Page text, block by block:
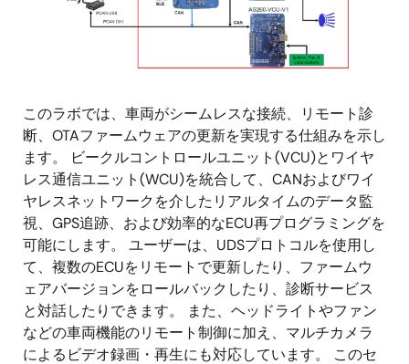
このラボでは、車両がシームレスな接続、リモート診
断、OTAファームウェアの更新を実現する仕組みを示し
ます。 ビークルコントロールユニット(VCU)とワイヤ
レス通信ユニット(WCU)を統合して、CANおよびワイ
ヤレスネットワークを介したリアルタイムのデータ監
視、GPS追跡、および効率的なECU再プログラミングを
可能にします。 ユーザーは、UDSプロトコルを使用し
て、複数のECUをリモートで更新したり、ファームウ
ェアバージョンをロールバックしたり、診断サービス
と対話したりできます。 また、ヘッドライトやファン
などの車両機能のリモート制御に加え、マルチカメラ
によるビデオ録画・再生にも対応しています。 このセ